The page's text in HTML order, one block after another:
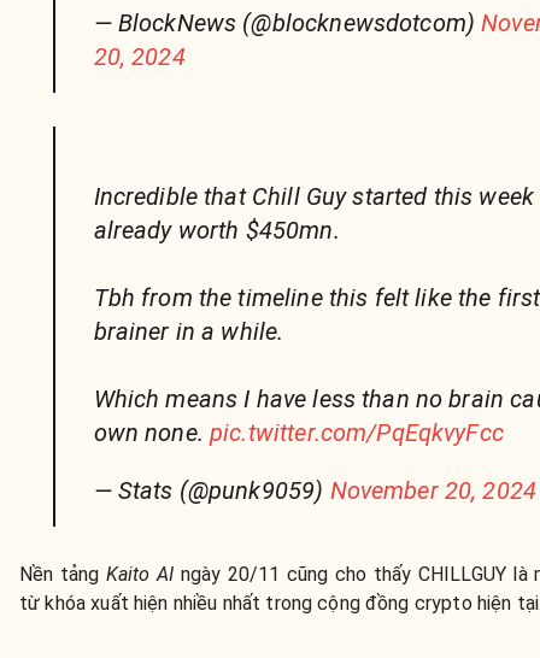
— BlockNews (@blocknewsdotcom)
20, 2024
Incredible that Chill Guy started this
already worth $450mn.
Tbh from the timeline this felt like the
brainer in a while.
Which means I have less than no brain
own none.pic.twitter.com/PqEqkvyFcc
— Stats (@punk9059) November 20, 2024
Nền tảng Kaito AI ngày 20/11 cũng cho thấy CHILLGUY là
từ khóa xuất hiện nhiều nhất trong cộng đồng crypto hiện